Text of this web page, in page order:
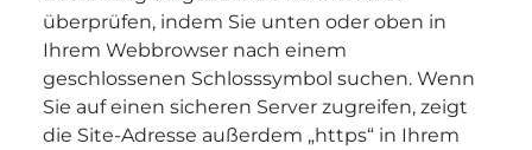
überprüfen, indem Sie unten oder oben in
Ihrem Webbrowser nach einem
geschlossenen Schlosssymbol suchen. Wenn
Sie auf einen sicheren Server zugreifen, zeigt
die Site-Adresse außerdem „https“ in Ihrem